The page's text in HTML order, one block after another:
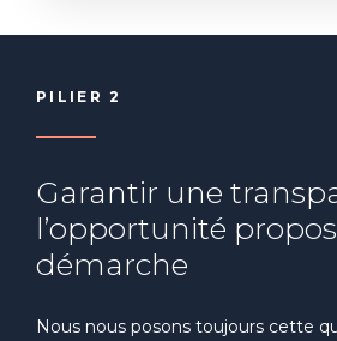
PILIER 2
Garantir une
l’opportunité
démarche
Nous nous posons toujours cette